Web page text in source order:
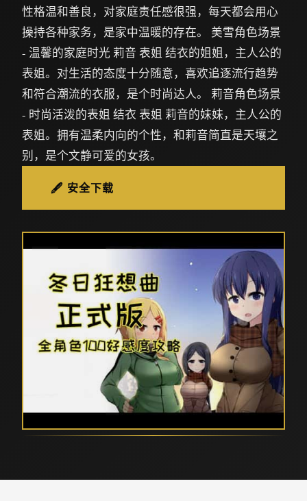
性格温和善良，对家庭责任感很强，每天都会用心
操持各种家务，是家中温暖的存在。 美雪角色场景
- 温馨的家庭时光 莉音 表姐 结衣的姐姐，主人公的
表姐。对生活的态度十分随意，喜欢追逐流行趋势
和符合潮流的衣服，是个时尚达人。 莉音角色场景
- 时尚活泼的表姐 结衣 表姐 莉音的妹妹，主人公的
表姐。拥有温柔内向的个性，和莉音简直是天壤之
别，是个文静可爱的女孩。
🖋️ 安全下载